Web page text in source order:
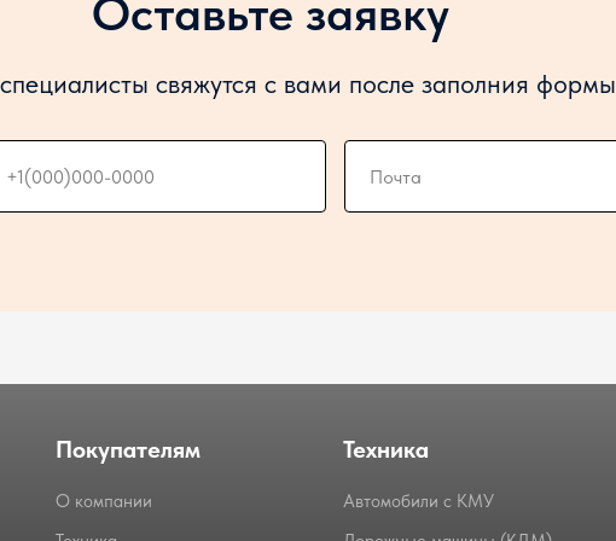
Оставьте заявку
свяжутся с вами после заполния формы
Покупателям
О компании
Техника
Автомобили с КМУ